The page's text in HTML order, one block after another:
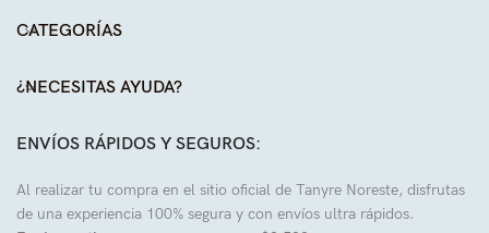
CATEGORÍAS
¿NECESITAS AYUDA?
ENVÍOS RÁPIDOS Y SEGUROS:
Al realizar tu compra en el sitio oficial de Tanyre Noreste, disfrutas
de una experiencia 100% segura y con envíos ultra rápidos.